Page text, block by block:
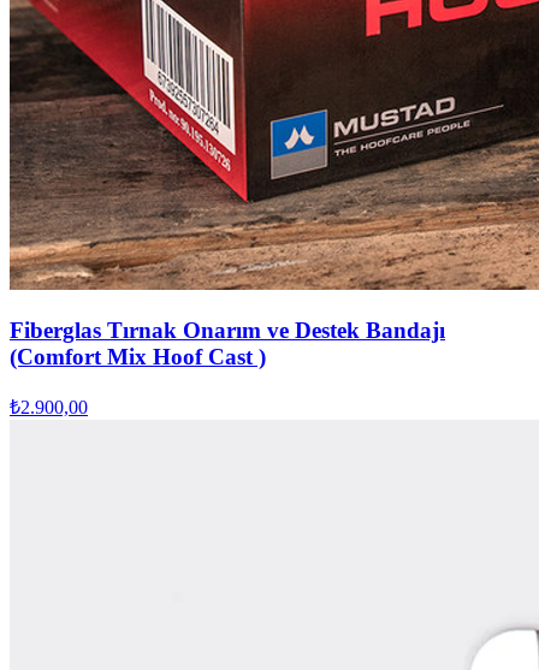
Fiberglas Tırnak Onarım ve Destek Bandajı
(Comfort Mix Hoof Cast )
₺2.900,00